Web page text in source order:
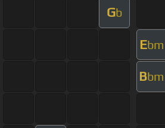
Gb
Ebm
Bbm